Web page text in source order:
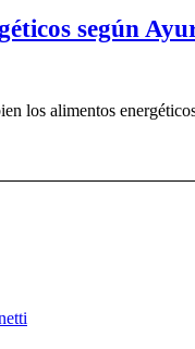
según
los alimentos